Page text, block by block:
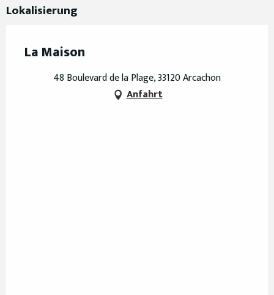
Lokalisierung
La Maison
48 Boulevard de la Plage, 33120 Arcachon
Anfahrt